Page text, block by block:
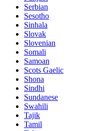
Serbian
Sesotho
Sinhala
Slovak
Slovenian
Somali
Samoan
Scots Gaelic
Shona
Sindhi
Sundanese
Swahili
Tajik
Tamil